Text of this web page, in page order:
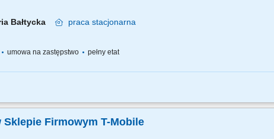
Bałtycka praca stacjonarna
umowa na zastępstwo pełny etat
obsługa klienta i obowiązki salonowe, 30% kontakt telefoniczny z klientami;
Firmowym T-Mobile